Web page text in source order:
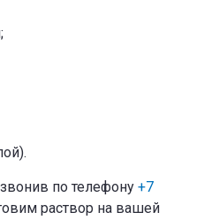
по телефону +7
раствор на вашей